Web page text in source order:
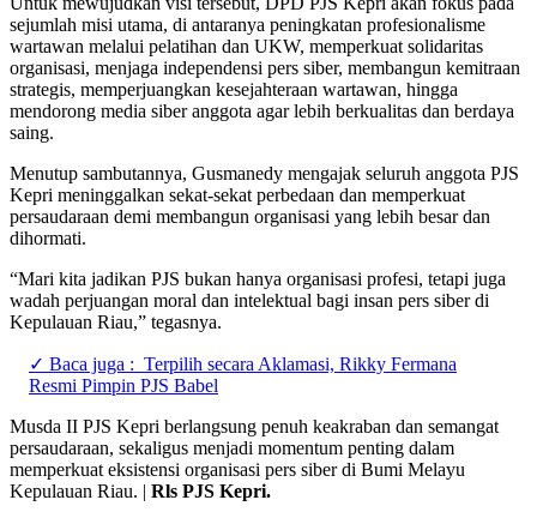
sejumlah misi utama, di antaranya peningkatan profesionalisme
wartawan melalui pelatihan dan UKW, memperkuat solidaritas
organisasi, menjaga independensi pers siber, membangun kemitraan
strategis, memperjuangkan kesejahteraan wartawan, hingga
mendorong media siber anggota agar lebih berkualitas dan berdaya
saing.
Menutup sambutannya, Gusmanedy mengajak seluruh anggota PJS
Kepri meninggalkan sekat-sekat perbedaan dan memperkuat
persaudaraan demi membangun organisasi yang lebih besar dan
dihormati.
“Mari kita jadikan PJS bukan hanya organisasi profesi, tetapi juga
wadah perjuangan moral dan intelektual bagi insan pers siber di
Kepulauan Riau,” tegasnya.
✓ Baca juga : Terpilih secara Aklamasi, Rikky Fermana
Resmi Pimpin PJS Babel
Musda II PJS Kepri berlangsung penuh keakraban dan semangat
persaudaraan, sekaligus menjadi momentum penting dalam
memperkuat eksistensi organisasi pers siber di Bumi Melayu
Kepulauan Riau. | Rls PJS Kepri.